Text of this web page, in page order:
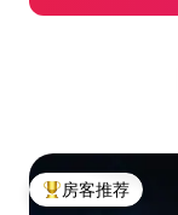
热门「房客推荐」
房客推荐